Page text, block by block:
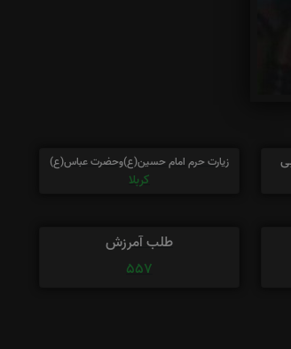
زیارت حرم امام حسین(ع)وحضرت عباس(ع)
کربلا
طلب آمرزش
557